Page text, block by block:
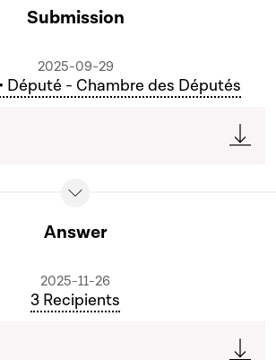
Submission
2025-09-29
Député - Chambre des Députés
Answer
2025-11-26
3 Recipients